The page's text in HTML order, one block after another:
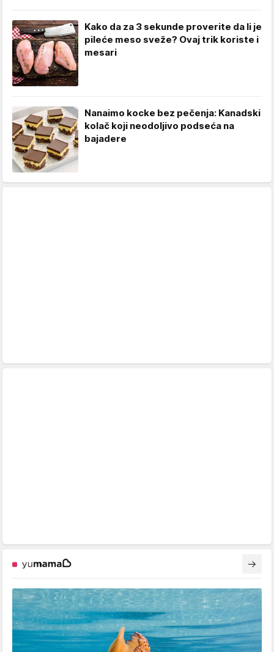
Kako da za 3 sekunde proverite da li je
pileće meso sveže? Ovaj trik koriste i
mesari
Nanaimo kocke bez pečenja: Kanadski
kolač koji neodoljivo podseća na
bajadere